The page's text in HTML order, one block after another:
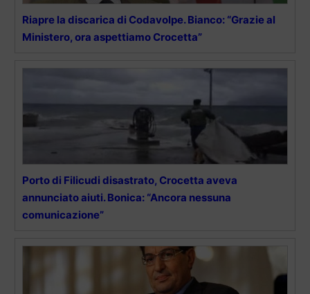
Riapre la discarica di Codavolpe. Bianco: “Grazie al
Ministero, ora aspettiamo Crocetta”
Porto di Filicudi disastrato, Crocetta aveva
annunciato aiuti. Bonica: “Ancora nessuna
comunicazione”